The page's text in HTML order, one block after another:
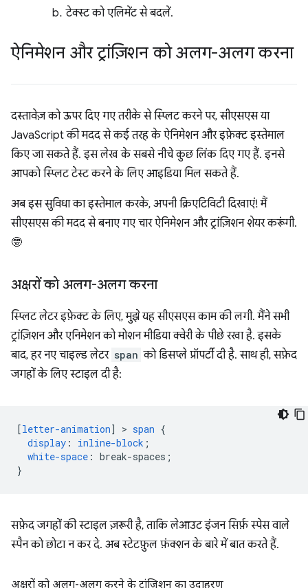
टेक्स्ट को एलिमेंट से बदलें.
ऐनिमेशन और ट्रांज़िशन को अलग-अलग करना
दस्तावेज़ को ऊपर दिए गए तरीके से स्प्लिट करने पर, सीएसएस या
JavaScript की मदद से कई तरह के ऐनिमेशन और इफ़ेक्ट इस्तेमाल
किए जा सकते हैं. इस लेख के सबसे नीचे कुछ लिंक दिए गए हैं. इनसे
आपको स्प्लिट टेस्ट करने के लिए आइडिया मिल सकते हैं.
अब इस सुविधा का इस्तेमाल करके, अपनी क्रिएटिविटी दिखाएं! मैं
सीएसएस की मदद से बनाए गए चार ऐनिमेशन और ट्रांज़िशन शेयर करूंगी.
🤓
अक्षरों को अलग-अलग करना
स्प्लिट लेटर इफ़ेक्ट के लिए, मुझे यह सीएसएस काम की लगी. मैंने सभी
ट्रांज़िशन और एनिमेशन को मोशन मीडिया क्वेरी के पीछे रखा है. इसके
बाद, हर नए चाइल्ड लेटर span को डिसप्ले प्रॉपर्टी दी है. साथ ही, सफ़ेद
जगहों के लिए स्टाइल दी है:
[letter-animation] > span {
display : inline-block ;
white-space : break-spaces ;
}
सफ़ेद जगहों की स्टाइल ज़रूरी है, ताकि लेआउट इंजन सिर्फ़ स्पेस वाले
स्पैन को छोटा न कर दे. अब स्टेटफ़ुल फ़ंक्शन के बारे में बात करते हैं.
अक्षरों को अलग-अलग करने के ट्रांज़िशन का उदाहरण